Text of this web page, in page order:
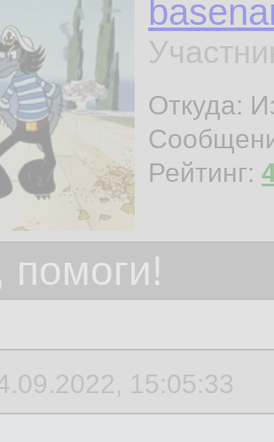
Откуда:
Рейтинг:
15:05:33